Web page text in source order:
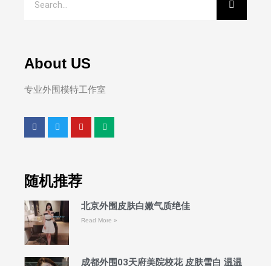
About US
专业外围模特工作室
随机推荐
北京外围皮肤白嫩气质绝佳
Read More »
成都外围03天府美院校花 皮肤雪白 温温